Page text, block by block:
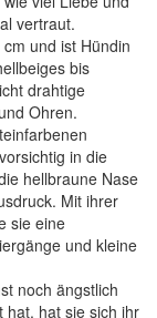
vertraut.
und ist Hündin
bis
drahtige
Ohren.
in die
hellbraune Nase
Mit ihrer
sie eine
und kleine
noch ängstlich
hat, hat sie sich ihr